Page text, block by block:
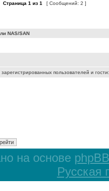
Страница 1 из 1 [ Сообщений: 2 ]
NAS/SAN
пользователей и
на основе phpBB
Русская